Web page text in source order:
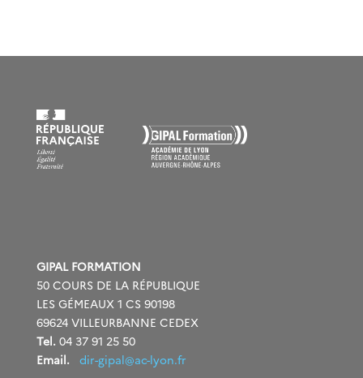
GIPAL FORMATION
50 COURS DE LA RÉPUBLIQUE
LES GÉMEAUX 1 CS 90198
69624 VILLEURBANNE CEDEX
Tel. 04 37 91 25 50
Email. dir-gipal@ac-lyon.fr